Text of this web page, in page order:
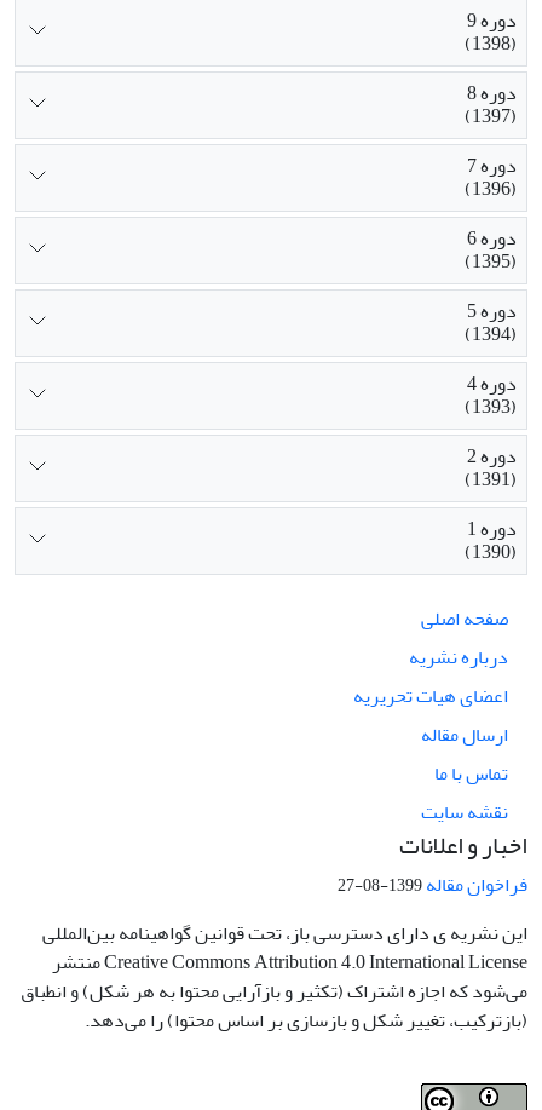
دوره 9
(1398)
دوره 8
(1397)
دوره 7
(1396)
دوره 6
(1395)
دوره 5
(1394)
دوره 4
(1393)
دوره 2
(1391)
دوره 1
(1390)
صفحه اصلی
درباره نشریه
اعضای هیات تحریریه
ارسال مقاله
تماس با ما
نقشه سایت
اخبار و اعلانات
فراخوان مقاله1399-08-27
این نشریه ی دارای دسترسی باز، تحت قوانین گواهینامه بین‌المللی
Creative Commons Attribution 4.0 International License منتشر
می‌شود که اجازه اشتراک (تکثیر و بازآرایی محتوا به هر شکل) و انطباق
(بازترکیب، تغییر شکل و بازسازی بر اساس محتوا) را می‌دهد.